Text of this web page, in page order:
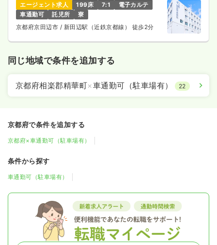
エージェント求人 199床 7:1
電子カルテ
車通勤可
託児所
寮
京都府京田辺市 / 新田辺駅（近鉄京都線） 徒歩2分
同じ地域で条件を追加する
京都府相楽郡精華町×車通勤可（駐車場有） 22
京都府で条件を追加する
京都府×車通勤可（駐車場有）
条件から探す
車通勤可（駐車場有）